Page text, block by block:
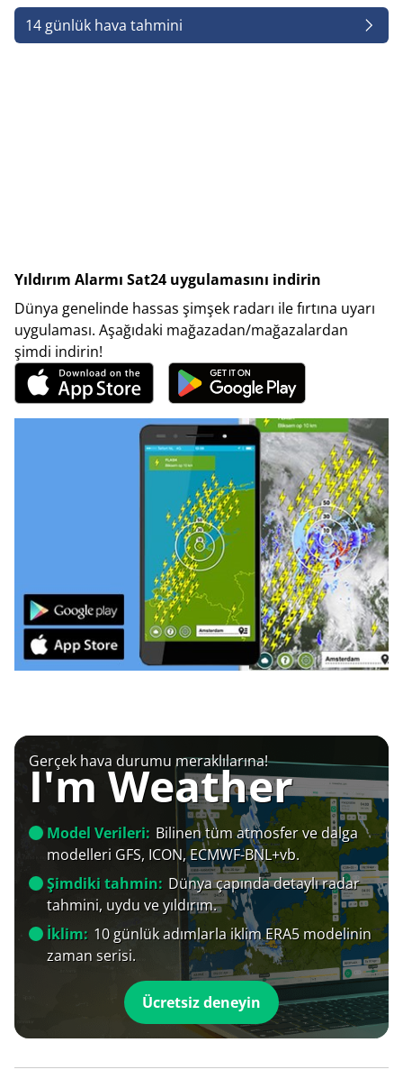
14 günlük hava tahmini
Yıldırım Alarmı Sat24 uygulamasını indirin
Dünya genelinde hassas şimşek radarı ile fırtına uyarı
uygulaması. Aşağıdaki mağazadan/mağazalardan
şimdi indirin!
Gerçek hava durumu meraklılarına!
I'm Weather
Model Verileri: Bilinen tüm atmosfer ve dalga
modelleri GFS, ICON, ECMWF-BNL+vb.
Şimdiki tahmin: Dünya çapında detaylı radar
tahmini, uydu ve yıldırım.
İklim: 10 günlük adımlarla iklim ERA5 modelinin
zaman serisi.
Ücretsiz deneyin